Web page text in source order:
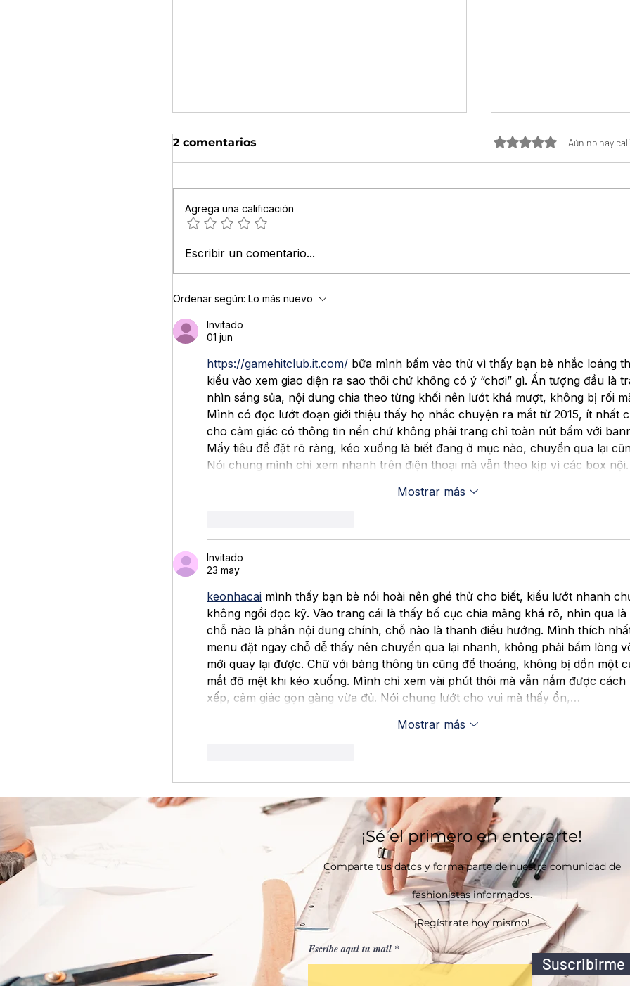
Claves para mejorar tu imagen
profesional femenina
2 comentarios Obtuvo 0 de 5Aún no hay
Agrega una calificación
Escribir un comentario...
Ordenar según: Lo más nuevo
Invitado
01 jun
https://gamehitclub.it.com/ bữa mình bấm vào thử vì thấy bạn bè nhắc loáng
kiểu vào xem giao diện ra sao thôi chứ không có ý “chơi” gì. Ấn tượng đầu là
nhìn sáng sủa, nội dung chia theo từng khối nên lướt khá mượt, không bị rối
Mình có đọc lướt đoạn giới thiệu thấy họ nhắc chuyện ra mắt từ 2015, ít nhất
cho cảm giác có thông tin nền chứ không phải trang chỉ toàn nút bấm với
Mấy tiêu đề đặt rõ ràng, kéo xuống là biết đang ở mục nào, chuyển qua lại
Nói chung mình chỉ xem nhanh trên điện thoại mà vẫn theo kịp vì các box
Mostrar más
Invitado
23 may
keonhacai mình thấy bạn bè nói hoài nên ghé thử cho biết, kiểu lướt nhanh
không ngồi đọc kỹ. Vào trang cái là thấy bố cục chia mảng khá rõ, nhìn qua là
chỗ nào là phần nội dung chính, chỗ nào là thanh điều hướng. Mình thích
menu đặt ngay chỗ dễ thấy nên chuyển qua lại nhanh, không phải bấm lòng
mới quay lại được. Chữ với bảng thông tin cũng để thoáng, không bị dồn một
mắt đỡ mệt khi kéo xuống. Mình chỉ xem vài phút thôi mà vẫn nắm được cách
xếp, cảm giác gọn gàng vừa đủ. Nói chung lướt cho vui mà thấy ổn,…
Mostrar más
¡Sé el primero en enterarte!
Comparte tus datos y forma parte de nuestra comunidad de
fashionistas informados.
¡Regístrate hoy mismo!
Escribe aqui tu mail
Suscribirme